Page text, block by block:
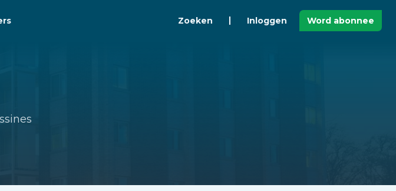
Zoeken Inloggen Word abonnee